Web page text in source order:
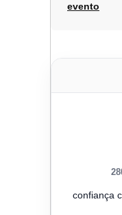
evento
confiança